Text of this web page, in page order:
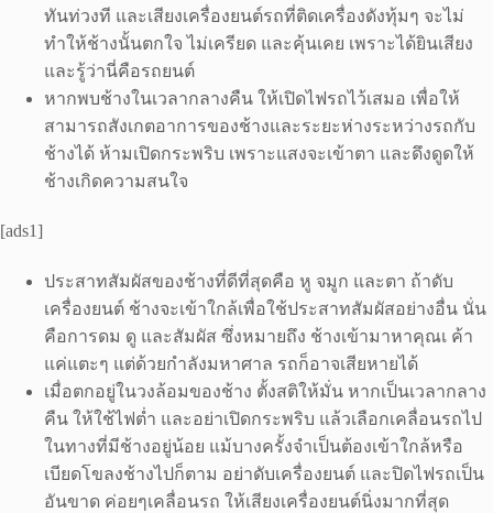
ทันท่วงที และเสียงเครื่องยนต์รถที่ติดเครื่องดังทุ้มๆ จะไม่
ทำให้ช้างนั้นตกใจ ไม่เครียด และคุ้นเคย เพราะได้ยินเสียง
และรู้ว่านี่คือรถยนต์
หากพบช้างในเวลากลางคืน ให้เปิดไฟรถไว้เสมอ เพื่อให้
สามารถสังเกตอาการของช้างและระยะห่างระหว่างรถกับ
ช้างได้ ห้ามเปิดกระพริบ เพราะแสงจะเข้าตา และดึงดูดให้
ช้างเกิดความสนใจ
[ads1]
ประสาทสัมผัสของช้างที่ดีที่สุดคือ หู จมูก และตา ถ้าดับ
เครื่องยนต์ ช้างจะเข้าใกล้เพื่อใช้ประสาทสัมผัสอย่างอื่น นั่น
คือการดม ดู และสัมผัส ซึ่งหมายถึง ช้างเข้ามาหาคุณเ ค้า
แค่แตะๆ แต่ด้วยกำลังมหาศาล รถก็อาจเสียหายได้
เมื่อตกอยู่ในวงล้อมของช้าง ตั้งสติให้มั่น หากเป็นเวลากลาง
คืน ให้ใช้ไฟต่ำ และอย่าเปิดกระพริบ แล้วเลือกเคลื่อนรถไป
ในทางที่มีช้างอยู่น้อย แม้บางครั้งจำเป็นต้องเข้าใกล้หรือ
เบียดโขลงช้างไปก็ตาม อย่าดับเครื่องยนต์ และปิดไฟรถเป็น
อันขาด ค่อยๆเคลื่อนรถ ให้เสียงเครื่องยนต์นิ่งมากที่สุด